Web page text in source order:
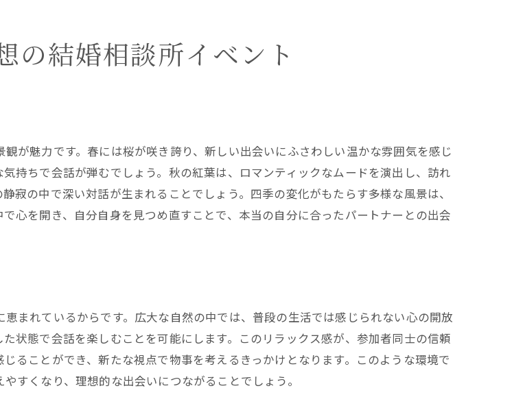
然が織りなす理想の出会い
ベントで見つける北国の幸せ
ざしたイベントの醍醐味
所が支える北国の幸せな出会い
を通じて知る北国の温かさ
型イベントで見つける真実の愛
景が生む出会いのチャンス
所が作り出す魅力的な出会いの場
の結婚相談所イベント
が魅力です。春には桜が咲き誇り、新しい出会いにふさわしい温かな雰囲気を感じ
持ちで会話が弾むでしょう。秋の紅葉は、ロマンティックなムードを演出し、訪れ
寂の中で深い対話が生まれることでしょう。四季の変化がもたらす多様な風景は、
心を開き、自分自身を見つめ直すことで、本当の自分に合ったパートナーとの出会
まれているからです。広大な自然の中では、普段の生活では感じられない心の開放
状態で会話を楽しむことを可能にします。このリラックス感が、参加者同士の信頼
ることができ、新たな視点で物事を考えるきっかけとなります。このような環境で
すくなり、理想的な出会いにつながることでしょう。